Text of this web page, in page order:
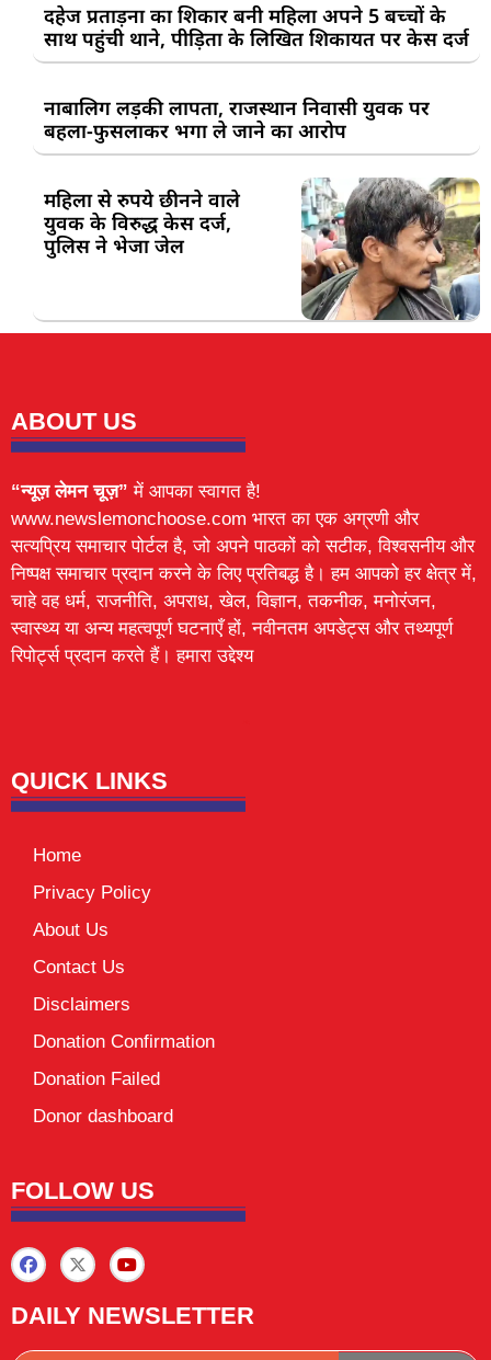
दहेज प्रताड़ना का शिकार बनी महिला अपने 5 बच्चों के
साथ पहुंची थाने, पीड़िता के लिखित शिकायत पर केस दर्ज
नाबालिग लड़की लापता, राजस्थान निवासी युवक पर
बहला-फुसलाकर भगा ले जाने का आरोप
महिला से रुपये छीनने वाले
युवक के विरुद्ध केस दर्ज,
पुलिस ने भेजा जेल
ABOUT US
“न्यूज़ लेमन चूज़” में आपका स्वागत है!
www.newslemonchoose.com भारत का एक अग्रणी और
सत्यप्रिय समाचार पोर्टल है, जो अपने पाठकों को सटीक, विश्वसनीय और
निष्पक्ष समाचार प्रदान करने के लिए प्रतिबद्ध है। हम आपको हर क्षेत्र में,
चाहे वह धर्म, राजनीति, अपराध, खेल, विज्ञान, तकनीक, मनोरंजन,
स्वास्थ्य या अन्य महत्वपूर्ण घटनाएँ हों, नवीनतम अपडेट्स और तथ्यपूर्ण
रिपोर्ट्स प्रदान करते हैं। हमारा उद्देश्य
QUICK LINKS
Home
Privacy Policy
About Us
Contact Us
Disclaimers
Donation Confirmation
Donation Failed
Donor dashboard
FOLLOW US
DAILY NEWSLETTER